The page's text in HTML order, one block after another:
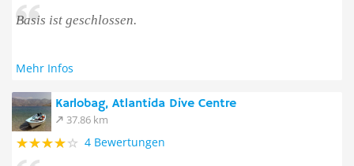
Basis ist geschlossen.
Mehr Infos
Karlobag, Atlantida Dive Centre
37.86 km
4 Bewertungen